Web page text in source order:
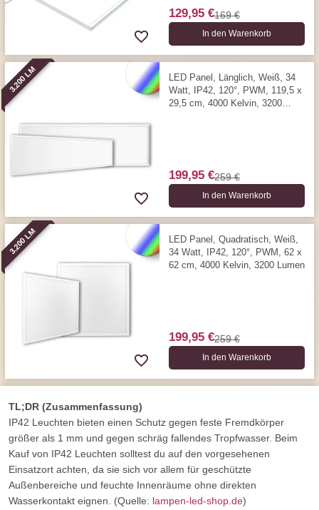
129,95 €169 €
In den Warenkorb
3.200 LM
LED Panel, Länglich, Weiß, 34
Watt, IP42, 120°, PWM, 119,5 x
29,5 cm, 4000 Kelvin, 3200
199,95 €259 €
In den Warenkorb
3.200 LM
LED Panel, Quadratisch, Weiß,
34 Watt, IP42, 120°, PWM, 62 x
62 cm, 4000 Kelvin, 3200 Lumen
199,95 €259 €
In den Warenkorb
TL;DR (Zusammenfassung)
IP42 Leuchten bieten einen Schutz gegen feste Fremdkörper
größer als 1 mm und gegen schräg fallendes Tropfwasser. Beim
Kauf von IP42 Leuchten solltest du auf den vorgesehenen
Einsatzort achten, da sie sich vor allem für geschützte
Außenbereiche und feuchte Innenräume ohne direkten
Wasserkontakt eignen. (Quelle: lampen-led-shop.de)